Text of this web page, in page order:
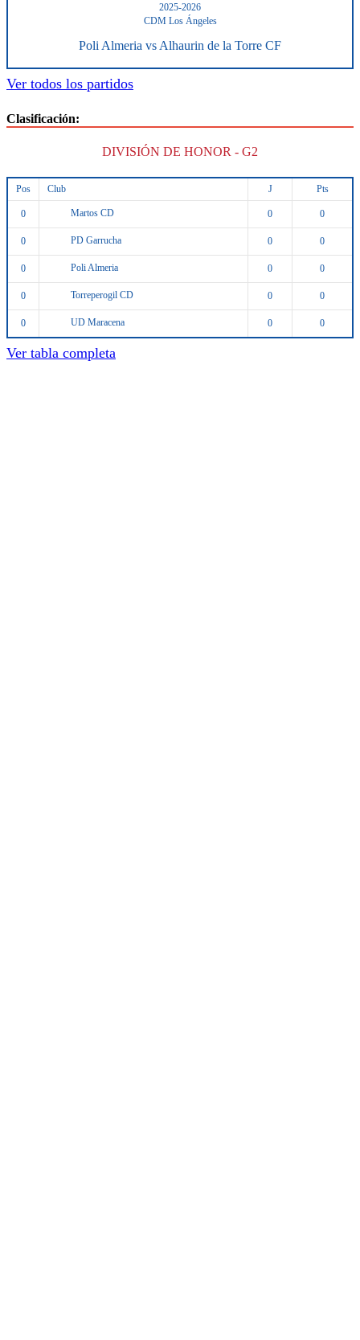
2025-2026
CDM Los Ángeles
Poli Almeria vs Alhaurin de la Torre CF
Ver todos los partidos
Clasificación:
DIVISIÓN DE HONOR - G2
Pos Club J Pts
0 Martos CD 0 0
0 PD Garrucha 0 0
0 Poli Almeria 0 0
0 Torreperogil CD 0 0
0 UD Maracena 0 0
Ver tabla completa